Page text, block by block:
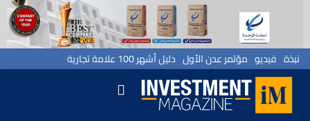
نبذة فيديو مؤتمر عدن الأول دليل أشهر 100 علامة تجارية